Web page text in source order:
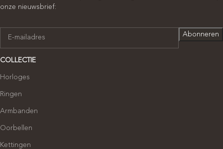
onze nieuwsbrief:
COLLECTIE
Horloges
Ringen
Armbanden
Oorbellen
Kettingen